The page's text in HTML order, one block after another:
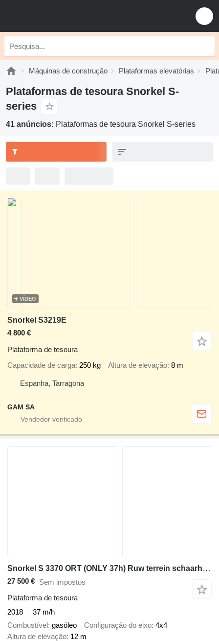
Máquinas de construção Plataformas elevatórias
Plataformas de tesoura Snorkel S-
series
41 anúncios: Plataformas de tesoura Snorkel S-series
VÍDEO
Snorkel S3219E
4 800 €
Plataforma de tesoura
Capacidade de carga 250 kg Altura de elevação 8 m
Espanha, Tarragona
GAM SA
Snorkel S 3370 ORT (ONLY 37h) Ruw terrein schaarhoogwerker
27 500 € Sem impostos
Plataforma de tesoura
2018
37 m/h
Combustível gasóleo Configuração do eixo 4x4
Altura de elevação 12 m